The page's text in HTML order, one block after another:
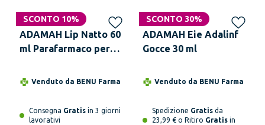
SCONTO 10%
ADAMAH Lip Natto 60
ml Parafarmaco per
Venduto da BENU Farma
Consegna Gratis in 3 giorni
lavorativi
SCONTO 30%
ADAMAH Eie Adalinf
Gocce 30 ml
Venduto da BENU Farma
Spedizione Gratis da
23,99 € o Ritiro Gratis in